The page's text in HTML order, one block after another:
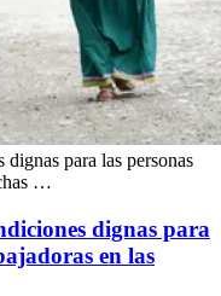
para las personas
…
dignas para
en las